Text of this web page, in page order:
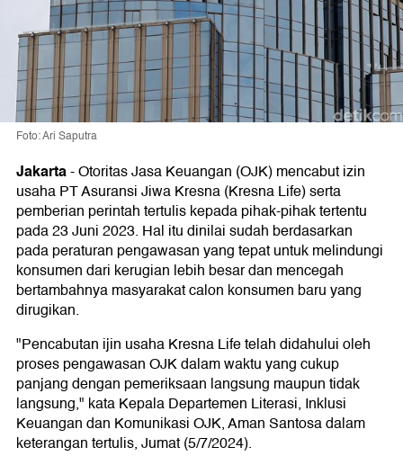
Foto: Ari Saputra
Jakarta-Otoritas Jasa Keuangan (OJK) mencabut izin
usaha PT Asuransi Jiwa Kresna (Kresna Life) serta
pemberian perintah tertulis kepada pihak-pihak tertentu
pada 23 Juni 2023. Hal itu dinilai sudah berdasarkan
pada peraturan pengawasan yang tepat untuk melindungi
konsumen dari kerugian lebih besar dan mencegah
bertambahnya masyarakat calon konsumen baru yang
dirugikan.
"Pencabutan ijin usaha Kresna Life telah didahului oleh
proses pengawasan OJK dalam waktu yang cukup
panjang dengan pemeriksaan langsung maupun tidak
langsung," kata Kepala Departemen Literasi, Inklusi
Keuangan dan Komunikasi OJK, Aman Santosa dalam
keterangan tertulis, Jumat (5/7/2024).